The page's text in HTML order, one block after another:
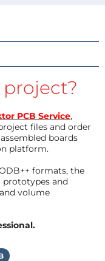
PCB Service,
files and order
boards
platform.
formats, the
prototypes and
volume